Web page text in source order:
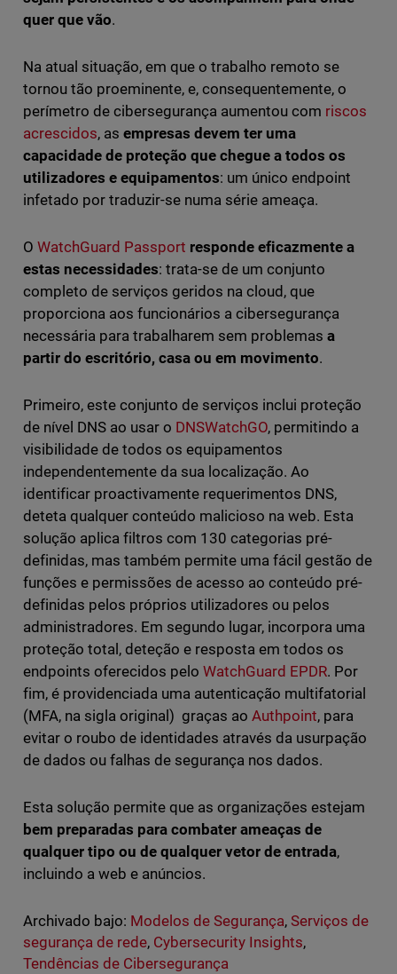
quer que vão.
Na atual situação, em que o trabalho remoto se
tornou tão proeminente, e, consequentemente, o
perímetro de cibersegurança aumentou com riscos
acrescidos, as empresas devem ter uma
capacidade de proteção que chegue a todos os
utilizadores e equipamentos: um único endpoint
infetado por traduzir-se numa série ameaça.
O WatchGuard Passport responde eficazmente a
estas necessidades: trata-se de um conjunto
completo de serviços geridos na cloud, que
proporciona aos funcionários a cibersegurança
necessária para trabalharem sem problemasa
partir do escritório, casa ou em movimento.
Primeiro, este conjunto de serviços inclui proteção
de nível DNS ao usar o DNSWatchGO, permitindo a
visibilidade de todos os equipamentos
independentemente da sua localização. Ao
identificar proactivamente requerimentos DNS,
deteta qualquer conteúdo malicioso na web. Esta
solução aplica filtros com 130 categorias pré-
definidas, mas também permite uma fácil gestão de
funções e permissões de acesso ao conteúdo pré-
definidas pelos próprios utilizadores ou pelos
administradores. Em segundo lugar, incorpora uma
proteção total, deteção e resposta em todos os
endpoints oferecidos pelo WatchGuard EPDR. Por
fim, é providenciada uma autenticação multifatorial
(MFA, na sigla original) graças aoAuthpoint, para
evitar o roubo de identidades através da usurpação
de dados ou falhas de segurança nos dados.
Esta solução permite que as organizações estejam
bem preparadas para combater ameaças de
qualquer tipo ou de qualquer vetor de entrada,
incluindo a web e anúncios.
Archivado bajo: Modelos de Segurança,Serviços de
segurança de rede, Cybersecurity Insights,
Tendências de Cibersegurança